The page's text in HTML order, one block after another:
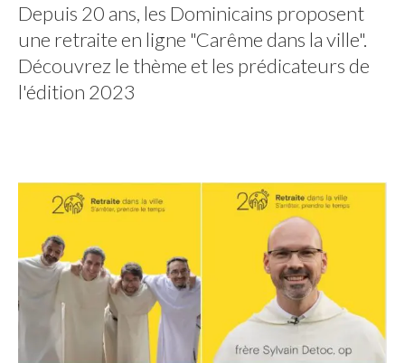
Depuis 20 ans, les Dominicains proposent
une retraite en ligne "Carême dans la ville".
Découvrez le thème et les prédicateurs de
l'édition 2023